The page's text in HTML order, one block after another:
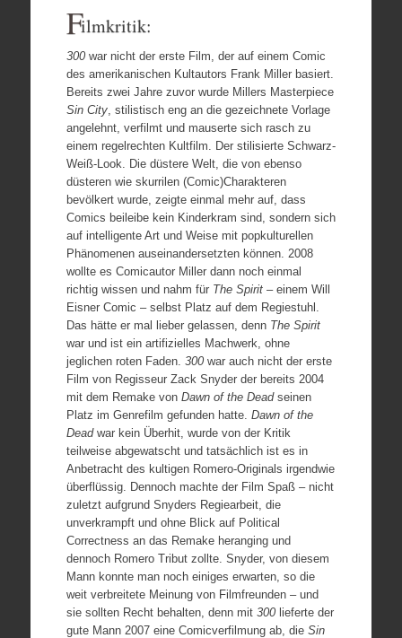
Filmkritik:
300war nicht der erste Film, der auf einem Comic
des amerikanischen Kultautors Frank Miller basiert.
Bereits zwei Jahre zuvor wurde Millers Masterpiece
Sin City, stilistisch eng an die gezeichnete Vorlage
angelehnt, verfilmt und mauserte sich rasch zu
einem regelrechten Kultfilm. Der stilisierte Schwarz-
Weiß-Look. Die düstere Welt, die von ebenso
düsteren wie skurrilen (Comic)Charakteren
bevölkert wurde, zeigte einmal mehr auf, dass
Comics beileibe kein Kinderkram sind, sondern sich
auf intelligente Art und Weise mit popkulturellen
Phänomenen auseinandersetzten können. 2008
wollte es Comicautor Miller dann noch einmal
richtig wissen und nahm für The Spirit– einem Will
Eisner Comic – selbst Platz auf dem Regiestuhl.
Das hätte er mal lieber gelassen, denn The Spirit
war und ist ein artifizielles Machwerk, ohne
jeglichen roten Faden. 300war auch nicht der erste
Film von Regisseur Zack Snyder der bereits 2004
mit dem Remake von Dawn of the Deadseinen
Platz im Genrefilm gefunden hatte. Dawn of the
Deadwar kein Überhit, wurde von der Kritik
teilweise abgewatscht und tatsächlich ist es in
Anbetracht des kultigen Romero-Originals irgendwie
überflüssig. Dennoch machte der Film Spaß – nicht
zuletzt aufgrund Snyders Regiearbeit, die
unverkrampft und ohne Blick auf Political
Correctness an das Remake heranging und
dennoch Romero Tribut zollte. Snyder, von diesem
Mann konnte man noch einiges erwarten, so die
weit verbreitete Meinung von Filmfreunden – und
sie sollten Recht behalten, denn mit 300lieferte der
gute Mann 2007 eine Comicverfilmung ab, die Sin